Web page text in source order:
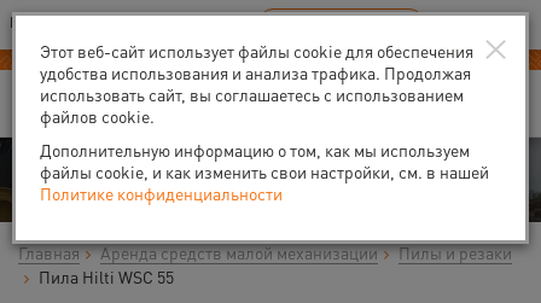
Ваш город:Екатеринбург
В Вашем регионе нет наших офисов RU EN
Аренда
Главная Аренда средств малой механизации
Пилы и резаки
Пила Hilti WSC 55
×
Этот веб-сайт использует файлы cookie для обеспечения
удобства использования и анализа трафика. Продолжая
использовать сайт, вы соглашаетесь с использованием
файлов cookie.
Дополнительную информацию о том, как мы используем
файлы cookie, и как изменить свои настройки, см. в нашей
Политике конфиденциальности